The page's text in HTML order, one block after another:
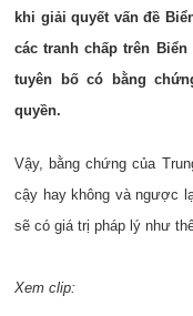
khi giải quyết vấn đề
các tranh chấp trên
tuyên bố có bằng
quyền.
Vậy, bằng chứng của
cậy hay không và ngược
sẽ có giá trị pháp lý như
Xem clip: